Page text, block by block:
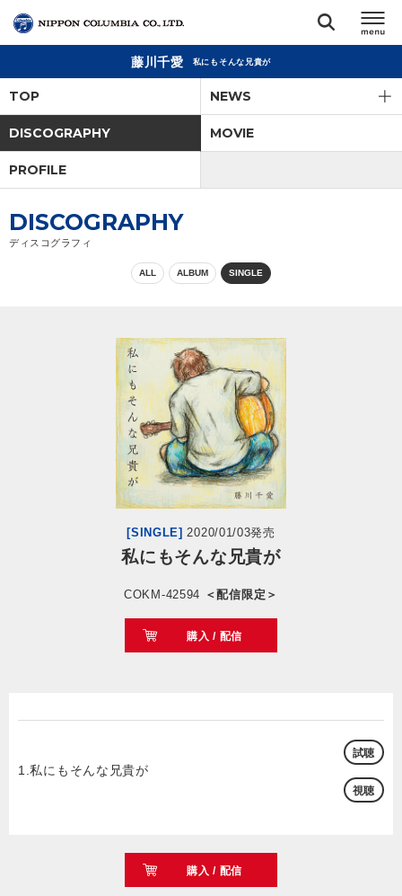
閉じる
アーティスト
ジャンル
閉じる
藤川千愛 私にもそんな兄貴が
TOP NEWS
DISCOGRAPHY MOVIE
PROFILE
DISCOGRAPHY
ディスコグラフィ
ALL ALBUM SINGLE
[SINGLE] 2020/01/03発売
私にもそんな兄貴が
COKM-42594 ＜配信限定＞
購入 / 配信
1.私にもそんな兄貴が
試聴
視聴
購入 / 配信